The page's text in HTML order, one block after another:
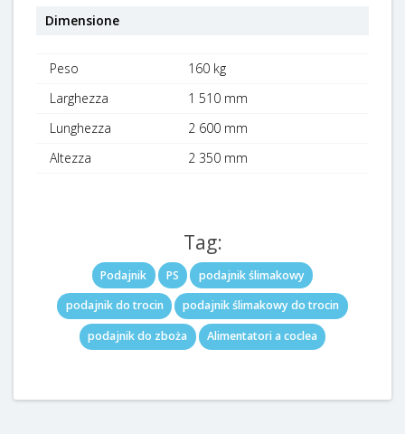
Dimensione
Peso
160 kg
Larghezza
1 510 mm
Lunghezza
2 600 mm
Altezza
2 350 mm
Tag:
Podajnik PS
podajnik ślimakowy
podajnik do trocin
podajnik ślimakowy do trocin
podajnik do zboża
Alimentatori a coclea